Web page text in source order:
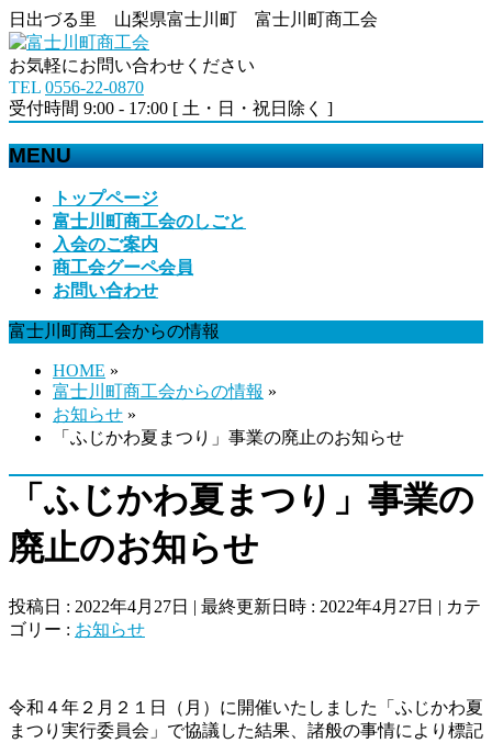
日出づる里 山梨県富士川町 富士川町商工会
お気軽にお問い合わせください
TEL 0556-22-0870
受付時間 9:00 - 17:00 [ 土・日・祝日除く ]
MENU
ば
トップページ
富士川町商工会のしごと
入会のご案内
商工会グーペ会員
お問い合わせ
富士川町商工会からの情報
HOME »
富士川町商工会からの情報 »
お知らせ »
「ふじかわ夏まつり」事業の廃止のお知らせ
「ふじかわ夏まつり」事業の
廃止のお知らせ
投稿日 : 2022年4月27日 最終更新日時 : 2022年4月27日
カテ
ゴリー : お知らせ
令和４年２月２１日（月）に開催いたしました「ふじかわ夏
まつり実行委員会」で協議した結果、諸般の事情により標記